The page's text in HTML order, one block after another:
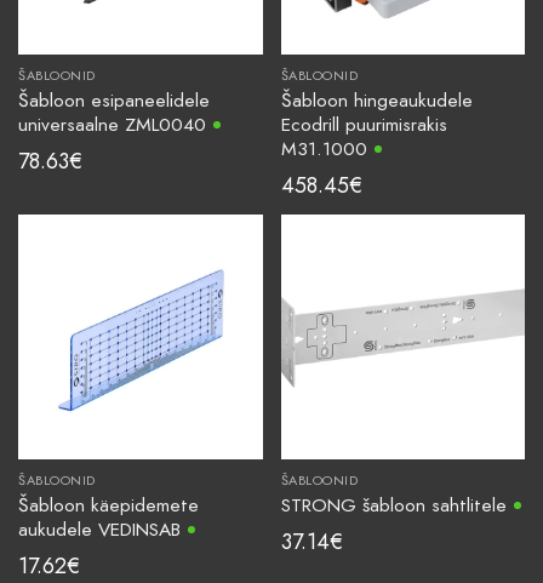
ŠABLOONID
Šabloon esipaneelidele
universaalne ZML0040
78.63€
ŠABLOONID
Šabloon hingeaukudele
Ecodrill puurimisrakis
M31.1000
458.45€
ŠABLOONID
Šabloon käepidemete
aukudele VEDINSAB
17.62€
ŠABLOONID
STRONG šabloon sahtlitele
37.14€